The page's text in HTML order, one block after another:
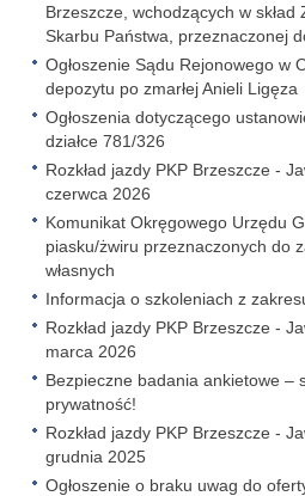
Brzeszcze, wchodzących w skład
Skarbu Państwa, przeznaczonej
Ogłoszenie Sądu Rejonowego w
depozytu po zmarłej Anieli Ligęza
Ogłoszenia dotyczącego
działce 781/326
Rozkład jazdy PKP Brzeszcze -
czerwca 2026
Komunikat Okręgowego Urzędu
piasku/żwiru przeznaczonych do
własnych
Informacja o szkoleniach z
Rozkład jazdy PKP Brzeszcze -
marca 2026
Bezpieczne badania ankietowe –
prywatność!
Rozkład jazdy PKP Brzeszcze -
grudnia 2025
Ogłoszenie o braku uwag do